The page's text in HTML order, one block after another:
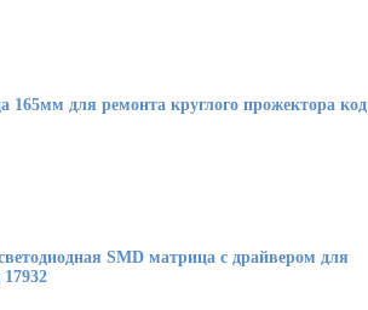
165мм для ремонта круглого прожектора код
SMD матрица с драйвером для